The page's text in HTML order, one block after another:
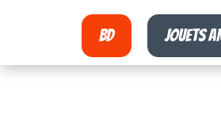
BD Jouets